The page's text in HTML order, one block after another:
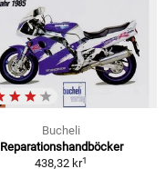
Bucheli
Reparationshandböcker
438,32 kr1